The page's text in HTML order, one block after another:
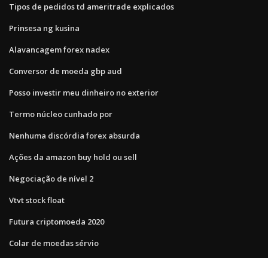
Tipos de pedidos td ameritrade explicados
Prinsesa ng kusina
Alavancagem forex nadex
Conversor de moeda gbp aud
Posso investir meu dinheiro no exterior
Termo núcleo cunhado por
Nenhuma discórdia forex absurda
Ações da amazon buy hold ou sell
Negociação de nível 2
Vtvt stock float
Futura criptomoeda 2020
Colar de moedas sérvio